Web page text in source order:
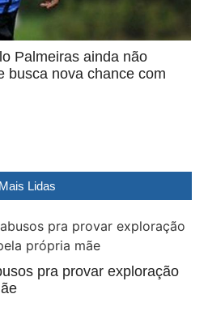
Palmeiras ainda não
busca nova chance com
Mais Lidas
pra provar exploração